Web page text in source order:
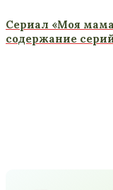
Сериал «Моя
содержание